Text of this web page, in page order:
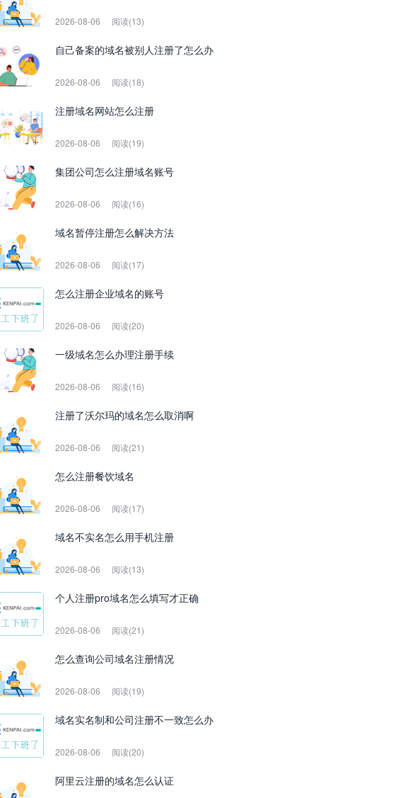
2026-08-06 阅读(13)
自己备案的域名被别人注册了怎么办
2026-08-06 阅读(18)
注册域名网站怎么注册
2026-08-06 阅读(19)
集团公司怎么注册域名账号
2026-08-06 阅读(16)
域名暂停注册怎么解决方法
2026-08-06 阅读(17)
怎么注册企业域名的账号
2026-08-06 阅读(20)
一级域名怎么办理注册手续
2026-08-06 阅读(16)
注册了沃尔玛的域名怎么取消啊
2026-08-06 阅读(21)
怎么注册餐饮域名
2026-08-06 阅读(17)
域名不实名怎么用手机注册
2026-08-06 阅读(13)
个人注册pro域名怎么填写才正确
2026-08-06 阅读(21)
怎么查询公司域名注册情况
2026-08-06 阅读(19)
域名实名制和公司注册不一致怎么办
2026-08-06 阅读(20)
阿里云注册的域名怎么认证